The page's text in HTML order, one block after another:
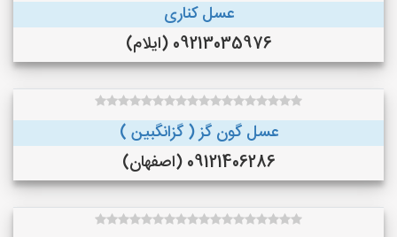
عسل کناری
09213035976 (ایلام)
عسل گون گز ( گزانگبین )
09121406286 (اصفهان)